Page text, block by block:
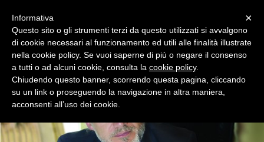
walter comello
psicologo psicoterapeuta
×
Informativa
Questo sito o gli strumenti terzi da questo utilizzati si avvalgono
di cookie necessari al funzionamento ed utili alle finalità illustrate
nella cookie policy. Se vuoi saperne di più o negare il consenso
a tutti o ad alcuni cookie, consulta la cookie policy.
Chiudendo questo banner, scorrendo questa pagina, cliccando
su un link o proseguendo la navigazione in altra maniera,
acconsenti all’uso dei cookie.